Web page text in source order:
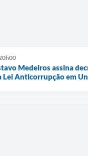
Medeiros assina
Lei Anticorrupção em